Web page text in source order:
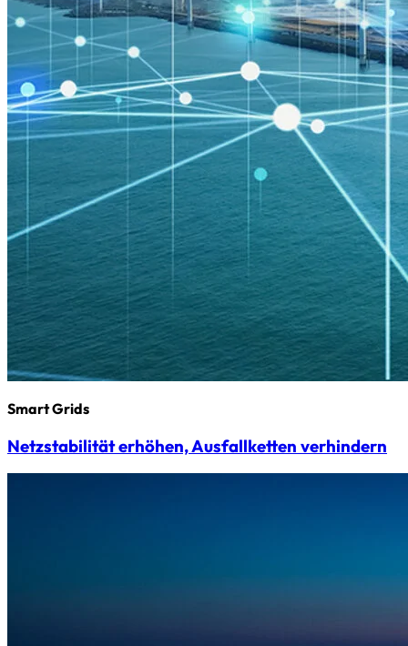
Smart Grids
Netzstabilität erhöhen, Ausfallketten verhindern